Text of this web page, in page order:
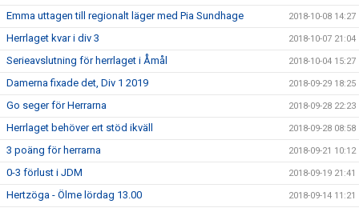
Emma uttagen till regionalt läger med Pia Sundhage 2018-10-08 14:27
Herrlaget kvar i div 3 2018-10-07 21:04
Serieavslutning för herrlaget i Åmål 2018-10-04 15:27
Damerna fixade det, Div 1 2019 2018-09-29 18:25
Go seger för Herrarna 2018-09-28 22:23
Herrlaget behöver ert stöd ikväll 2018-09-28 08:58
3 poäng för herrarna 2018-09-21 10:12
0-3 förlust i JDM 2018-09-19 21:41
Hertzöga - Ölme lördag 13.00 2018-09-14 11:21